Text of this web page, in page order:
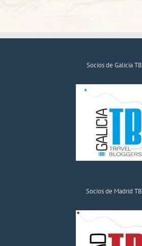
Socios de Galicia TB
Socios de Madrid TB